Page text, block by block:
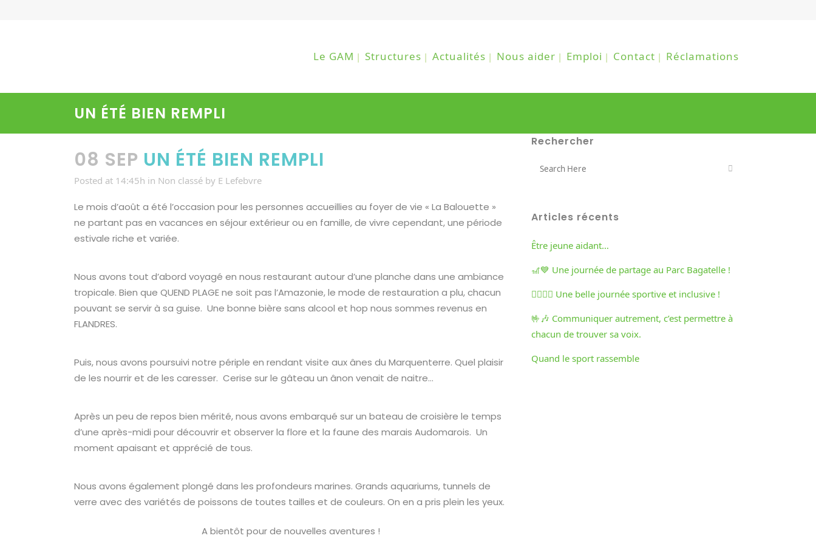
Le GAM Structures Actualités Nous aider Emploi Contact Réclamations
UN ÉTÉ BIEN REMPLI
08 SEP UN ÉTÉ BIEN REMPLI
Posted at 14:45h in Non classé by E Lefebvre
Le mois d’août a été l’occasion pour les personnes accueillies au foyer de vie « La Balouette »
ne partant pas en vacances en séjour extérieur ou en famille, de vivre cependant, une période
estivale riche et variée.
Nous avons tout d’abord voyagé en nous restaurant autour d’une planche dans une ambiance
tropicale. Bien que QUEND PLAGE ne soit pas l’Amazonie, le mode de restauration a plu, chacun
pouvant se servir à sa guise. Une bonne bière sans alcool et hop nous sommes revenus en
FLANDRES.
Puis, nous avons poursuivi notre périple en rendant visite aux ânes du Marquenterre. Quel plaisir
de les nourrir et de les caresser. Cerise sur le gâteau un ânon venait de naitre…
Après un peu de repos bien mérité, nous avons embarqué sur un bateau de croisière le temps
d’une après-midi pour découvrir et observer la flore et la faune des marais Audomarois. Un
moment apaisant et apprécié de tous.
Nous avons également plongé dans les profondeurs marines. Grands aquariums, tunnels de
verre avec des variétés de poissons de toutes tailles et de couleurs. On en a pris plein les yeux.
A bientôt pour de nouvelles aventures !
Rechercher
Articles récents
Être jeune aidant…
🎢💙 Une journée de partage au Parc Bagatelle !
🏃‍♀️🏃‍♂️ Une belle journée sportive et inclusive !
🤟🎶 Communiquer autrement, c’est permettre à
chacun de trouver sa voix.
Quand le sport rassemble